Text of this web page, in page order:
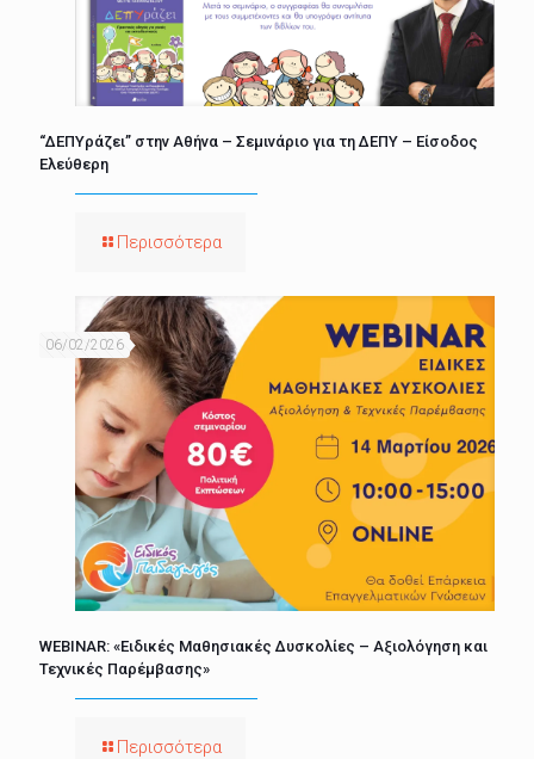
“ΔΕΠΥράζει” στην Αθήνα – Σεμινάριο για τη ΔΕΠΥ – Είσοδος
Ελεύθερη
Περισσότερα
06/02/2026
WEBINAR: «Ειδικές Μαθησιακές Δυσκολίες – Αξιολόγηση και
Τεχνικές Παρέμβασης»
Περισσότερα